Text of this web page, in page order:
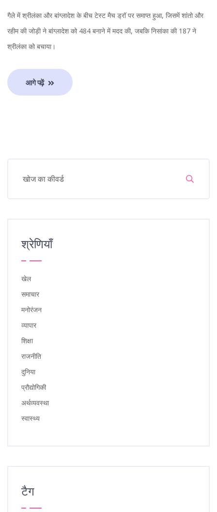
गैले में श्रीलंका और बांग्लादेश के बीच टेस्ट मैच ड्रॉ पर समाप्त हुआ, जिसमें शांतो और
रहीम की जोड़ी ने बांग्लादेश को 484 बनाने में मदद की, जबकि निसांका की 187 ने
श्रीलंका को बचाया।
आगे पढ़ें
श्रेणियाँ
खेल
समाचार
मनोरंजन
व्यापार
शिक्षा
राजनीति
दुनिया
प्रौद्योगिकी
अर्थव्यवस्था
स्वास्थ्य
टैग